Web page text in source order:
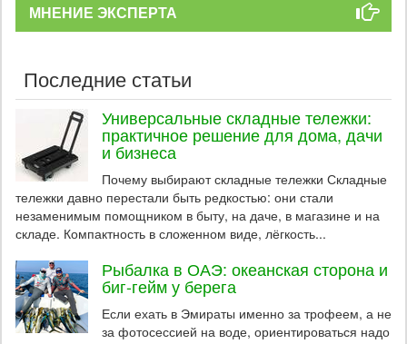
МНЕНИЕ ЭКСПЕРТА
Последние статьи
Универсальные складные тележки:
практичное решение для дома, дачи
и бизнеса
Почему выбирают складные тележки Складные
тележки давно перестали быть редкостью: они стали
незаменимым помощником в быту, на даче, в магазине и на
складе. Компактность в сложенном виде, лёгкость...
Рыбалка в ОАЭ: океанская сторона и
биг-гейм у берега
Если ехать в Эмираты именно за трофеем, а не
за фотосессией на воде, ориентироваться надо